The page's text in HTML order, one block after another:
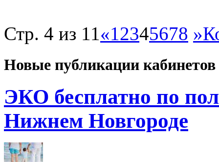
Стр. 4 из 11«12345678 »
Новые публикации кабинетов
ЭКО бесплатно по
Нижнем Новгороде